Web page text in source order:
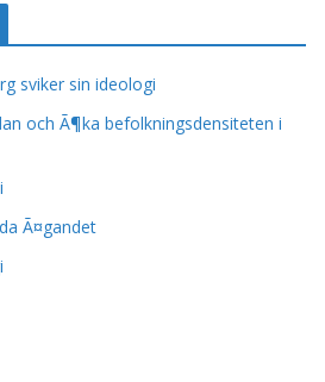
sviker sin ideologi
och Ã¶ka befolkningsdensiteten i
Ã¤gandet